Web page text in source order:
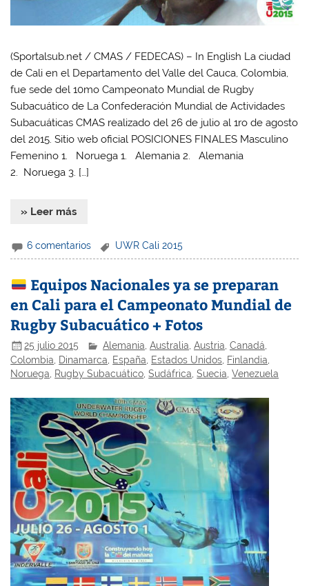
(Sportalsub.net / CMAS / FEDECAS) – In English La ciudad
de Cali en el Departamento del Valle del Cauca, Colombia,
fue sede del 10mo Campeonato Mundial de Rugby
Subacuático de La Confederación Mundial de Actividades
Subacuáticas CMAS realizado del 26 de julio al 1ro de agosto
del 2015. Sitio web oficial POSICIONES FINALES Masculino
Femenino 1. Noruega 1. Alemania 2. Alemania
2. Noruega 3. […]
» Leer más
6 comentarios UWR Cali 2015
Equipos Nacionales ya se preparan
en Cali para el Campeonato Mundial de
Rugby Subacuático + Fotos
25 julio 2015 Alemania ,Australia ,Austria ,Canadá
Colombia, Dinamarca, España, Estados Unidos, Finlandia,
Noruega, Rugby Subacuático,Sudáfrica,Suecia,Venezuela